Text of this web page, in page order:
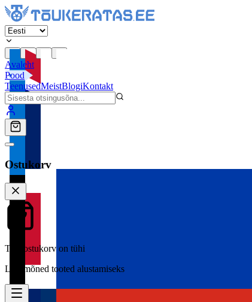
Avaleht
Pood
TeenusedMeistBlogiKontakt
Ostukorv
Teie ostukorv on tühi
Lisa mõned tooted alustamiseks